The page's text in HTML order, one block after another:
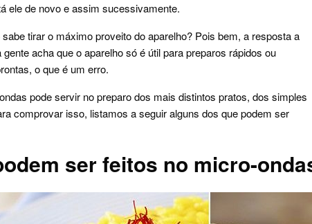
ele de novo e assim sucessivamente.
tirar o máximo proveito do aparelho? Pois bem, a resposta a
acha que o aparelho só é útil para preparos rápidos ou
o que é um erro.
pode servir no preparo dos mais distintos pratos, dos simples
comprovar isso, listamos a seguir alguns dos que podem ser
ser feitos no micro-